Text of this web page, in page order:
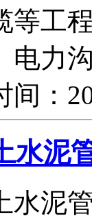
等工
电力
间：
水泥
水泥